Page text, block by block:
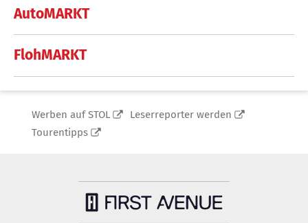
AutoMARKT
FlohMARKT
Werben auf STOL
Leserreporter werden
Tourentipps